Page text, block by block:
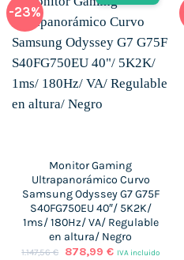
-23%
Monitor Gaming
Ultrapanorámico Curvo
Samsung Odyssey G7 G75F
S40FG750EU 40″/ 5K2K/
1ms/ 180Hz/ VA/ Regulable
en altura/ Negro
1.147,56€
El
878,99 €ElIVA incluido